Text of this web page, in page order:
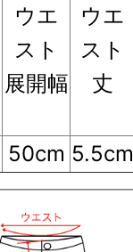
ウエ
スト
展開幅
ウエ
スト
丈
50cm 5.5cm